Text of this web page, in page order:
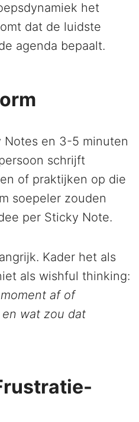
het
dat de luidste
agenda bepaalt.
Notes en 3-5 minuten
schrijft
of praktijken op die
soepeler zouden
per Sticky Note.
Kader het als
als wishful thinking:
af of
wat zou dat